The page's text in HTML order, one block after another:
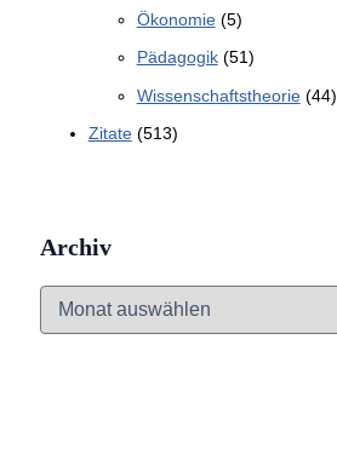
Ökonomie(5)
Pädagogik(51)
Wissenschaftstheorie(44)
Zitate(513)
Archiv